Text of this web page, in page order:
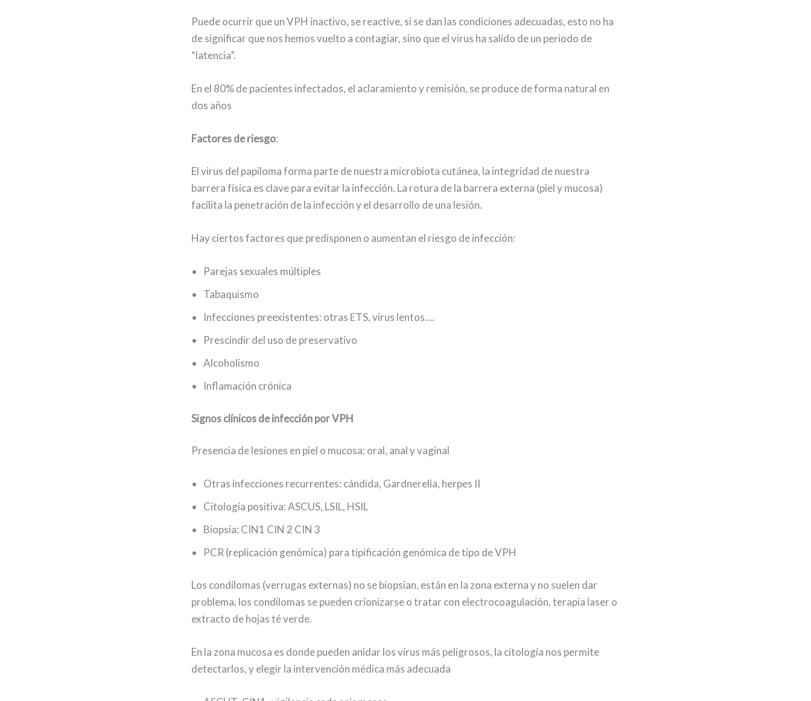
Puede ocurrir que un VPH inactivo, se reactive, si se dan las condiciones adecuadas, esto no ha
de significar que nos hemos vuelto a contagiar, sino que el virus ha salido de un periodo de
“latencia”.
En el 80% de pacientes infectados, el aclaramiento y remisión, se produce de forma natural en
dos años
Factores de riesgo:
El virus del papiloma forma parte de nuestra microbiota cutánea, la integridad de nuestra
barrera física es clave para evitar la infección. La rotura de la barrera externa (piel y mucosa)
facilita la penetración de la infección y el desarrollo de una lesión.
Hay ciertos factores que predisponen o aumentan el riesgo de infección:
Parejas sexuales múltiples
Tabaquismo
Infecciones preexistentes: otras ETS, virus lentos….
Prescindir del uso de preservativo
Alcoholismo
Inflamación crónica
Signos clínicos de infección por VPH
Presencia de lesiones en piel o mucosa: oral, anal y vaginal
Otras infecciones recurrentes: cándida, Gardnerelia, herpes II
Citología positiva: ASCUS, LSIL, HSIL
Biopsia: CIN1 CIN 2 CIN 3
PCR (replicación genómica) para tipificación genómica de tipo de VPH
Los condilomas (verrugas externas) no se biopsian, están en la zona externa y no suelen dar
problema, los condilomas se pueden crionizarse o tratar con electrocoagulación, terapia laser o
extracto de hojas té verde.
En la zona mucosa es donde pueden anidar los virus más peligrosos, la citología nos permite
detectarlos, y elegir la intervención médica más adecuada